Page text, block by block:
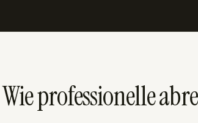
Wie professionelle